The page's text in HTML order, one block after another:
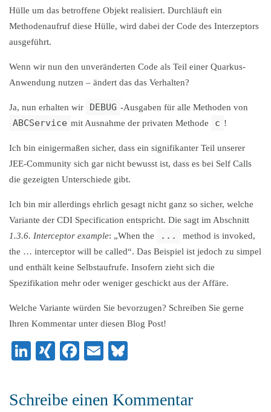
Hülle um das betroffene Objekt realisiert. Durchläuft ein
Methodenaufruf diese Hülle, wird dabei der Code des Interzeptors
ausgeführt.
Wenn wir nun den unveränderten Code als Teil einer Quarkus-
Anwendung nutzen – ändert das das Verhalten?
Ja, nun erhalten wir DEBUG -Ausgaben für alle Methoden von
ABCService mit Ausnahme der privaten Methode c !
Ich bin einigermaßen sicher, dass ein signifikanter Teil unserer
JEE-Community sich gar nicht bewusst ist, dass es bei Self Calls
die gezeigten Unterschiede gibt.
Ich bin mir allerdings ehrlich gesagt nicht ganz so sicher, welche
Variante der CDI Specification entspricht. Die sagt im Abschnitt
1.3.6. Interceptor example: „When the ...
method is invoked,
the … interceptor will be called“. Das Beispiel ist jedoch zu simpel
und enthält keine Selbstaufrufe. Insofern zieht sich die
Spezifikation mehr oder weniger geschickt aus der Affäre.
Welche Variante würden Sie bevorzugen? Schreiben Sie gerne
Ihren Kommentar unter diesen Blog Post!
LinkedIn
XINGFacebook
Email
Schreibe einen Kommentar